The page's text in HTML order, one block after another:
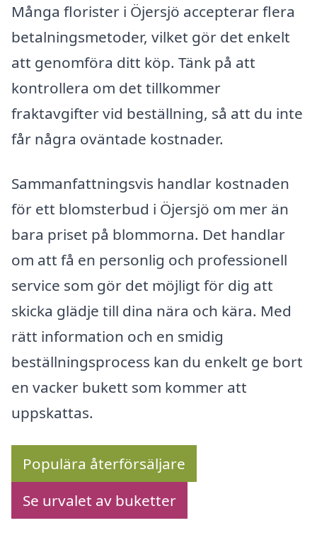
Många florister i Öjersjö accepterar flera
betalningsmetoder, vilket gör det enkelt
att genomföra ditt köp. Tänk på att
kontrollera om det tillkommer
fraktavgifter vid beställning, så att du inte
får några oväntade kostnader.
Sammanfattningsvis handlar kostnaden
för ett blomsterbud i Öjersjö om mer än
bara priset på blommorna. Det handlar
om att få en personlig och professionell
service som gör det möjligt för dig att
skicka glädje till dina nära och kära. Med
rätt information och en smidig
beställningsprocess kan du enkelt ge bort
en vacker bukett som kommer att
uppskattas.
Populära återförsäljare
Se urvalet av buketter